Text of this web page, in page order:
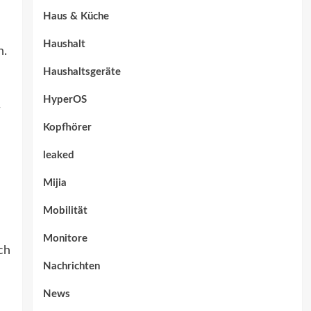
Haus & Küche
Haushalt
Haushaltsgeräte
HyperOS
Kopfhörer
leaked
Mijia
Mobilität
Monitore
Nachrichten
News